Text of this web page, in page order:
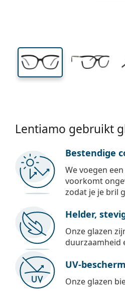
Lentiamo gebruikt
Bestendige
We voegen
voorkomt
zodat je je bril
Helder,
Onze glazen
duurzaamheid
UV-
Onze glazen